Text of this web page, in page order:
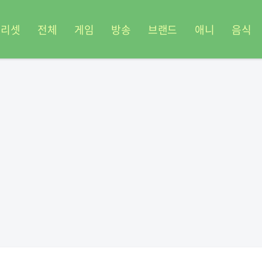
셋 전체 게임 방송 브랜드 애니 음식